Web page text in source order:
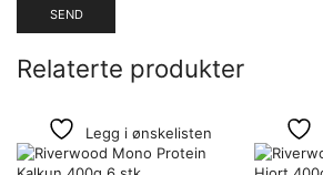
Relaterte produkter
Legg i ønskelisten